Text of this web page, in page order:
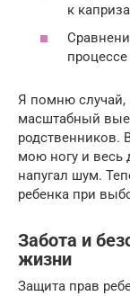
к
Я помню случай,
масштабный
родственников.
мою ногу и весь
напугал шум.
ребенка при
Забота и
жизни
Защита прав